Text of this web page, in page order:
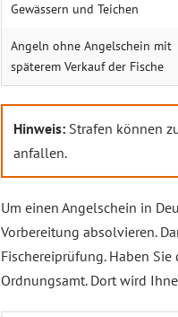
Gewässern und Teichen
Angeln ohne Angelschein mit
späterem Verkauf der Fische
Hinweis:Strafen können
anfallen.
Um einen Angelschein in
Vorbereitung absolvieren.
Fischereiprüfung. Haben
Ordnungsamt. Dort wird